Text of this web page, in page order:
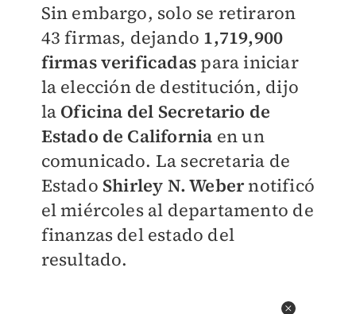
Sin embargo, solo se retiraron
43 firmas, dejando 1,719,900
firmas verificadas para iniciar
la elección de destitución, dijo
la Oficina del Secretario de
Estado de California en un
comunicado. La secretaria de
Estado Shirley N. Webernotificó
el miércoles al departamento de
finanzas del estado del
resultado.